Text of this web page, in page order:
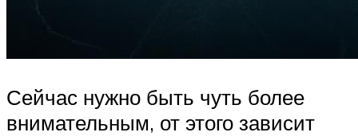
Сейчас нужно быть чуть более
внимательным, от этого зависит